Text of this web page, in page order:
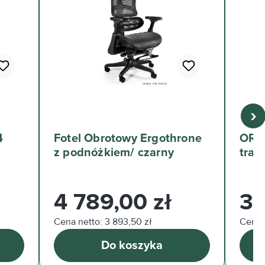
Fotel Obrotowy Ergothrone
z podnóżkiem/ czarny
Cena regularna:
4 789,00 zł
Cena netto: 3 893,50 zł
Do koszyka
Cena
›